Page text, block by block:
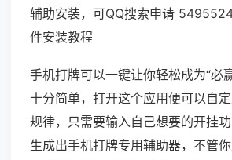
辅助安装，可QQ搜索申请
件安装教程
手机打牌可以一键让你轻松成为“必
十分简单，打开这个应用便可以自
规律，只需要输入自己想要的开挂
生成出手机打牌专用辅助器，不管